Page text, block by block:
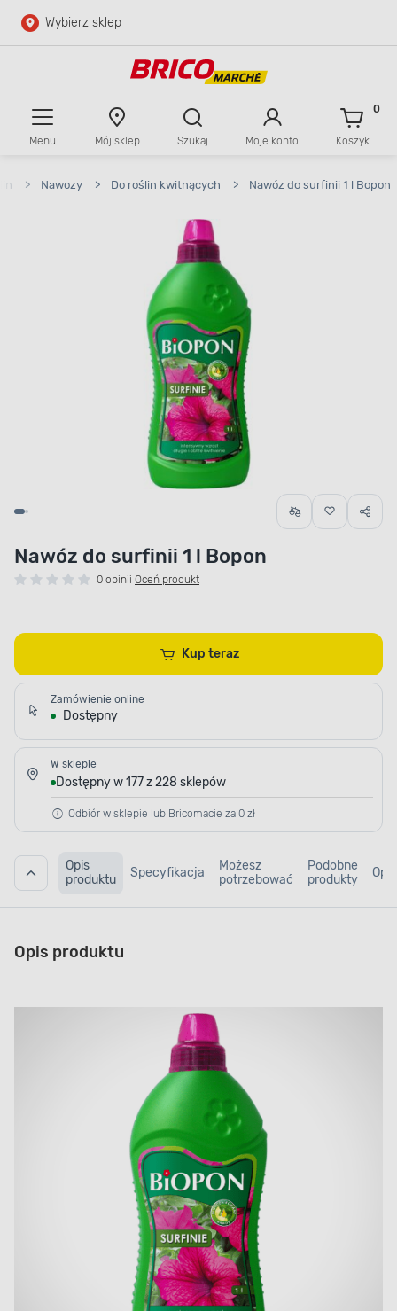
Przejdź do głównej zawartości
Wybierz sklep
Menu Mój sklep Szukaj Moje konto Koszyk
0
> Nawozy > Do roślin kwitnących > Nawóz do surfinii 1 l Bopon
Nawóz do surfinii 1 l Bopon
0 opinii Oceń produkt
Kup teraz
Zamówienie online
Dostępny
W sklepie
Dostępny w 177 z 228 sklepów
Odbiór w sklepie lub Bricomacie za 0 zł
Opis
produktu
Specyfikacja
Możesz
potrzebować
Podobne
produkty
Opis produktu